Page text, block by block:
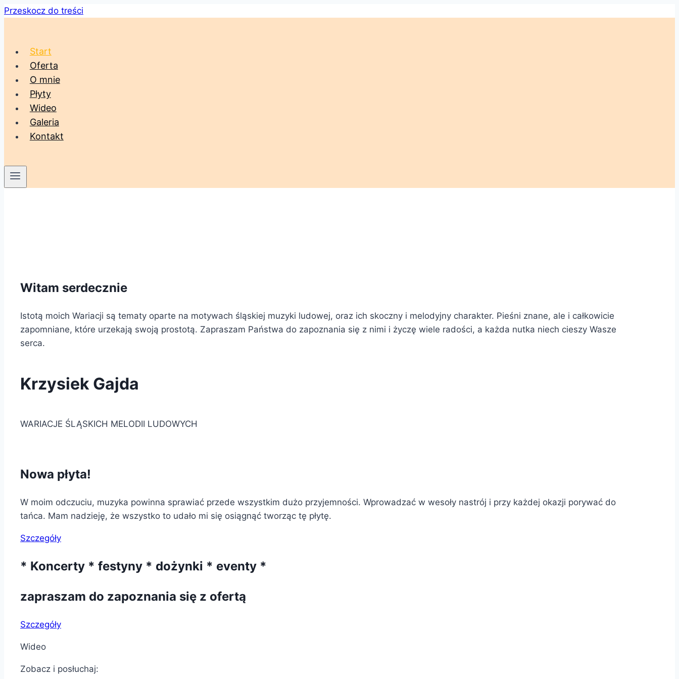
Przeskocz do treści
Start
Oferta
O mnie
Płyty
Wideo
Galeria
Kontakt
Witam serdecznie
Istotą moich Wariacji są tematy oparte na motywach śląskiej muzyki ludowej, oraz ich skoczny i melodyjny charakter. Pieśni znane, ale i całkowicie
zapomniane, które urzekają swoją prostotą. Zapraszam Państwa do zapoznania się z nimi i życzę wiele radości, a każda nutka niech cieszy Wasze
serca.
Krzysiek Gajda
WARIACJE ŚLĄSKICH MELODII LUDOWYCH
Nowa płyta!
W moim odczuciu, muzyka powinna sprawiać przede wszystkim dużo przyjemności. Wprowadzać w wesoły nastrój i przy każdej okazji porywać do
tańca. Mam nadzieję, że wszystko to udało mi się osiągnąć tworząc tę płytę.
Szczegóły
* Koncerty * festyny * dożynki * eventy *
zapraszam do zapoznania się z ofertą
Szczegóły
Wideo
Zobacz i posłuchaj: